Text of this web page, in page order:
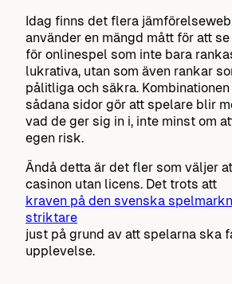
Idag finns det flera
använder en mängd mått för att
för onlinespel som inte bara
lukrativa, utan som även rankar
pålitliga och säkra.
sådana sidor gör att spelare blir
vad de ger sig in i, inte minst om
egen risk.
Ändå detta är det fler som väljer
casinon utan licens. Det trots att
kraven på den svenska
striktare
just på grund av att spelarna ska
upplevelse.